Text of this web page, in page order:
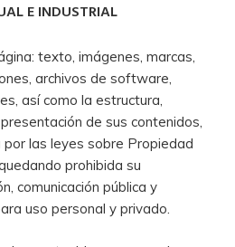
E INDUSTRIAL
texto, imágenes, marcas,
archivos de software,
así como la estructura,
de sus contenidos,
las leyes sobre Propiedad
prohibida su
comunicación pública y
uso personal y privado.